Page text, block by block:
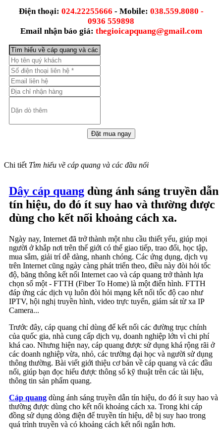
Điện thoại: 024.22255666 - Mobile: 038.559.8080 -
0936 559898
Email nhận báo giá: thegioicapquang@gmail.com
Chi tiết Tìm hiểu về cáp quang và các đầu nối
Dây cáp quang dùng ánh sáng truyền dẫn
tín hiệu, do đó ít suy hao và thường được
dùng cho kết nối khoảng cách xa.
Ngày nay, Internet đã trở thành một nhu cầu thiết yếu, giúp mọi
người ở khắp nơi trên thế giới có thể giao tiếp, trao đổi, học tập,
mua sắm, giải trí dễ dàng, nhanh chóng. Các ứng dụng, dịch vụ
trên Internet cũng ngày càng phát triển theo, điều này đòi hỏi tốc
độ, băng thông kết nối Internet cao và cáp quang trở thành lựa
chọn số một - FTTH (Fiber To Home) là một điển hình. FTTH
đáp ứng các dịch vụ luôn đòi hỏi mạng kết nối tốc độ cao như
IPTV, hội nghị truyền hình, video trực tuyến, giám sát từ xa IP
Camera...
Trước đây, cáp quang chỉ dùng để kết nối các đường trục chính
của quốc gia, nhà cung cấp dịch vụ, doanh nghiệp lớn vì chi phí
khá cao. Nhưng hiện nay, cáp quang được sử dụng khá rộng rãi ở
các doanh nghiệp vừa, nhỏ, các trường đại học và người sử dụng
thông thường. Bài viết giới thiệu cơ bản về cáp quang và các đầu
nối, giúp bạn đọc hiểu được thông số kỹ thuật trên các tài liệu,
thông tin sản phẩm quang.
Cáp quang dùng ánh sáng truyền dẫn tín hiệu, do đó ít suy hao và
thường được dùng cho kết nối khoảng cách xa. Trong khi cáp
đồng sử dụng dòng điện để truyền tín hiệu, dễ bị suy hao trong
quá trình truyền và có khoảng cách kết nối ngắn hơn.